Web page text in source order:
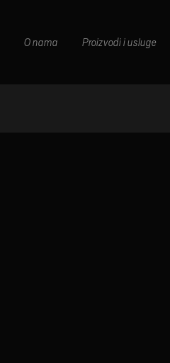
O nama Proizvodi i usluge